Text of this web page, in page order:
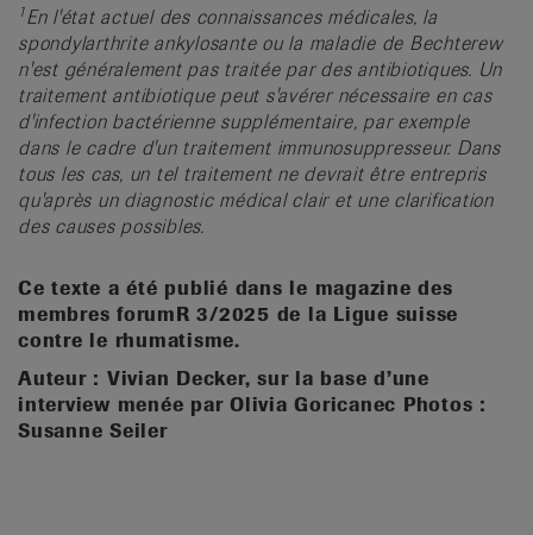
1En l'état actuel des connaissances médicales, la
spondylarthrite ankylosante ou la maladie de Bechterew
n'est généralement pas traitée par des antibiotiques. Un
traitement antibiotique peut s'avérer nécessaire en cas
d'infection bactérienne supplémentaire, par exemple
dans le cadre d'un traitement immunosuppresseur. Dans
tous les cas, un tel traitement ne devrait être entrepris
qu'après un diagnostic médical clair et une clarification
des causes possibles.
Ce texte a été publié dans le magazine des
membres forumR 3/2025 de la Ligue suisse
contre le rhumatisme.
Auteur : Vivian Decker, sur la base d’une
interview menée par Olivia Goricanec Photos :
Susanne Seiler